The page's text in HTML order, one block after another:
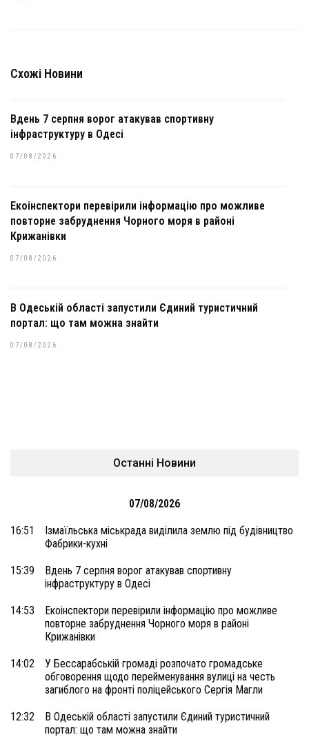
Схожі Новини
Вдень 7 серпня ворог атакував спортивну
інфраструктуру в Одесі
07/08/2026
Екоінспектори перевірили інформацію про можливе
повторне забруднення Чорного моря в районі
Крижанівки
07/08/2026
В Одеській області запустили Єдиний туристичний
портал: що там можна знайти
07/08/2026
Останні Новини
07/08/2026
16:51
Ізмаїльська міськрада виділила землю під будівництво
Фабрики-кухні
15:39
Вдень 7 серпня ворог атакував спортивну
інфраструктуру в Одесі
14:53
Екоінспектори перевірили інформацію про можливе
повторне забруднення Чорного моря в районі
Крижанівки
14:02
У Бессарабській громаді розпочато громадське
обговорення щодо перейменування вулиці на честь
загиблого на фронті поліцейського Сергія Магли
12:32
В Одеській області запустили Єдиний туристичний
портал: що там можна знайти